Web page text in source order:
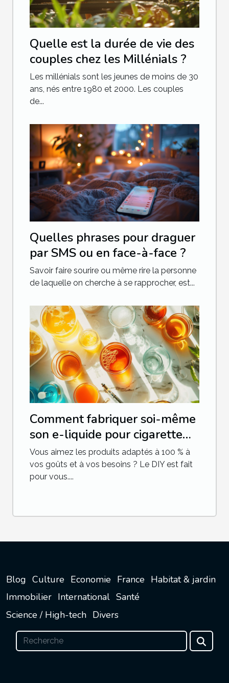
Quelle est la durée de vie des
couples chez les Millénials ?
Les millénials sont les jeunes de moins de 30
ans, nés entre 1980 et 2000. Les couples
de...
Quelles phrases pour draguer
par SMS ou en face-à-face ?
Savoir faire sourire ou même rire la personne
de laquelle on cherche à se rapprocher, est...
Comment fabriquer soi-même
son e-liquide pour cigarette
électronique ?
Vous aimez les produits adaptés à 100 % à
vos goûts et à vos besoins ? Le DIY est fait
pour vous....
Blog Culture Economie France Habitat & jardin
Immobilier International Santé
Science / High-tech Divers